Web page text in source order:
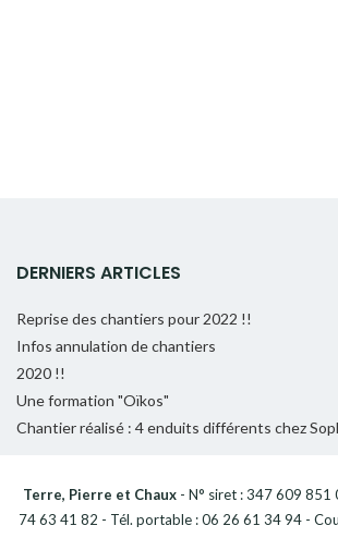
DERNIERS ARTICLES
Reprise des chantiers pour 2022 !!
Infos annulation de chantiers
2020 !!
Une formation "Oïkos"
Chantier réalisé : 4 enduits différents chez
Terre, Pierre et Chaux- N° siret : 347 609 851
74 63 41 82 - Tél. portable : 06 26 61 34 94 -